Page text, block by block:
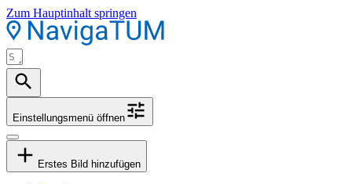
Zum Hauptinhalt springen
Einstellungsmenü öffnen
Erstes Bild hinzufügen